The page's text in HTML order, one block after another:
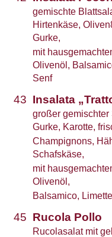
gemischte
Hirtenkäse,
Gurke,
mit
Olivenöl,
Senf
43 Insalata
großer gemischter
Gurke, Karotte,
Champignons,
Schafskäse,
mit
Olivenöl,
Balsamico,
45 Rucola Pollo
Rucolasalat mit